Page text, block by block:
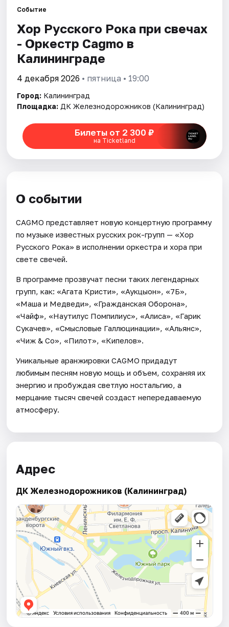
Площадки
Артисты
Рейтинги
Событие
Хор Русского Рока при свечах
- Оркестр Cagmo в
Калининграде
4 декабря 2026 • пятница • 19:00
Город: Калининград
Площадка: ДК Железнодорожников (Калининград)
Билеты от 2 300 ₽
на Ticketland
О событии
CAGMO представляет новую концертную программу
по музыке известных русских рок-групп — «Хор
Русского Рока» в исполнении оркестра и хора при
свете свечей.
В программе прозвучат песни таких легендарных
групп, как: «Агата Кристи», «Аукцыон», «7Б»,
«Маша и Медведи», «Гражданская Оборона»,
«Чайф», «Наутилус Помпилиус», «Алиса», «Гарик
Сукачев», «Смысловые Галлюцинации», «Альянс»,
«Чиж & Co», «Пилот», «Кипелов».
Уникальные аранжировки CAGMO придадут
любимым песням новую мощь и объем, сохраняя их
энергию и пробуждая светлую ностальгию, а
мерцание тысяч свечей создаст непередаваемую
атмосферу.
Адрес
ДК Железнодорожников (Калининград)